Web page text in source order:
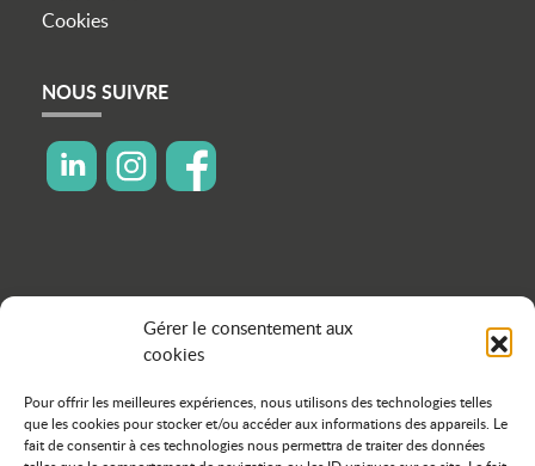
Gérer le consentement aux
cookies
Pour offrir les meilleures expériences, nous utilisons des technologies telles
que les cookies pour stocker et/ou accéder aux informations des appareils. Le
fait de consentir à ces technologies nous permettra de traiter des données
Cookies
NOUS SUIVRE
icon linkedinicon instagramicon facebook